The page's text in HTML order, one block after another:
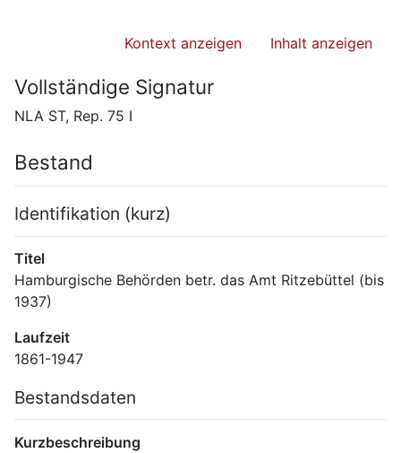
Kontext anzeigen Inhalt anzeigen
Vollständige Signatur
NLA ST, Rep. 75 I
Bestand
Identifikation (kurz)
Titel
Hamburgische Behörden betr. das Amt Ritzebüttel (bis
1937)
Laufzeit
1861-1947
Bestandsdaten
Kurzbeschreibung